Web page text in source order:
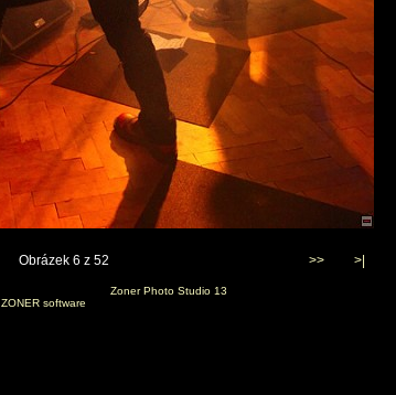
Obrázek 6 z 52 >> >|
Zoner Photo Studio 13
ZONER software